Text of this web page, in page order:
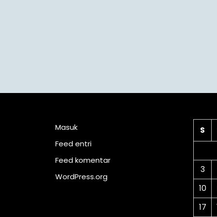
Masuk
Feed entri
Feed komentar
WordPress.org
S
3
10
17